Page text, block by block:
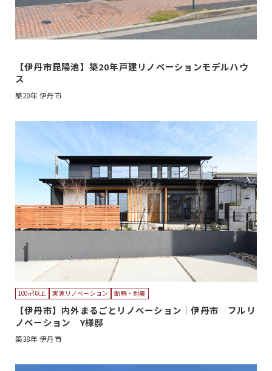
トップ
コンセプト
超外装リフォームプラン
会社概要
スタッフ紹介
ブログ
よくある質問
モデルハウス
【伊丹市昆陽池】築20年戸建リノベーションモデルハウ
ス
築20年 伊丹市
100㎡以上 実家リノベーション 断熱・耐震
【伊丹市】内外まるごとリノベーション｜伊丹市 フルリ
ノベーション Y様邸
築38年 伊丹市